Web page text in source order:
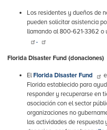
Los residentes y dueños de
pueden solicitar asistencia
llamando al 800-621-3362 o
.
Florida Disaster Fund (donaciones)
ElFlorida Disaster Fund
Florida establecido para
responder y recuperarse en
asociación con el sector
organizaciones no
las actividades de respuesta